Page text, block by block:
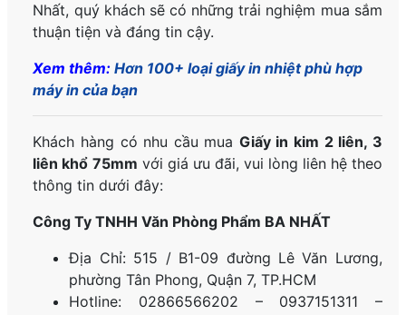
Nhất, quý khách sẽ có những trải nghiệm mua sắm
thuận tiện và đáng tin cậy.
Xem thêm:Hơn 100+ loại giấy in nhiệt phù hợp
máy in của bạn
Khách hàng có nhu cầu mua Giấy in kim 2 liên, 3
liên khổ 75mm với giá ưu đãi, vui lòng liên hệ theo
thông tin dưới đây:
Công Ty TNHH Văn Phòng Phẩm BA NHẤT
Địa Chỉ: 515 / B1-09 đường Lê Văn Lương,
phường Tân Phong, Quận 7, TP.HCM
Hotline: 02866566202 – 0937151311 –